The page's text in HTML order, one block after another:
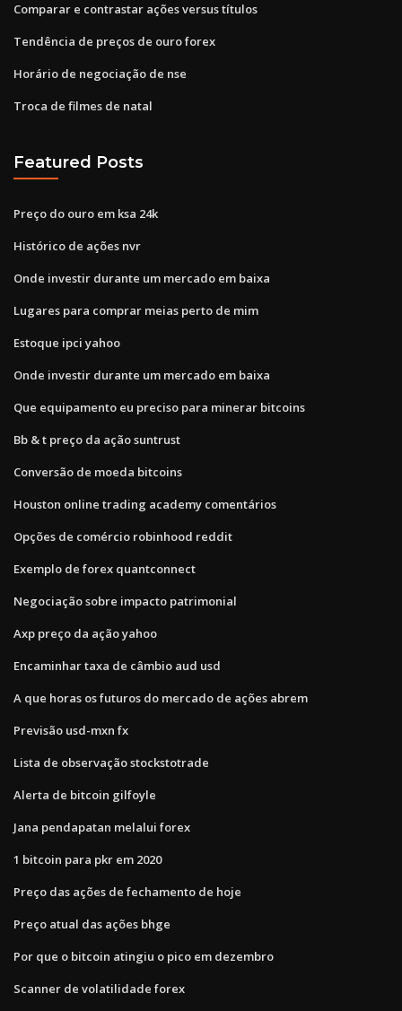
Comparar e contrastar ações versus títulos
Tendência de preços de ouro forex
Horário de negociação de nse
Troca de filmes de natal
Featured Posts
Preço do ouro em ksa 24k
Histórico de ações nvr
Onde investir durante um mercado em baixa
Lugares para comprar meias perto de mim
Estoque ipci yahoo
Onde investir durante um mercado em baixa
Que equipamento eu preciso para minerar bitcoins
Bb & t preço da ação suntrust
Conversão de moeda bitcoins
Houston online trading academy comentários
Opções de comércio robinhood reddit
Exemplo de forex quantconnect
Negociação sobre impacto patrimonial
Axp preço da ação yahoo
Encaminhar taxa de câmbio aud usd
A que horas os futuros do mercado de ações abrem
Previsão usd-mxn fx
Lista de observação stockstotrade
Alerta de bitcoin gilfoyle
Jana pendapatan melalui forex
1 bitcoin para pkr em 2020
Preço das ações de fechamento de hoje
Preço atual das ações bhge
Por que o bitcoin atingiu o pico em dezembro
Scanner de volatilidade forex